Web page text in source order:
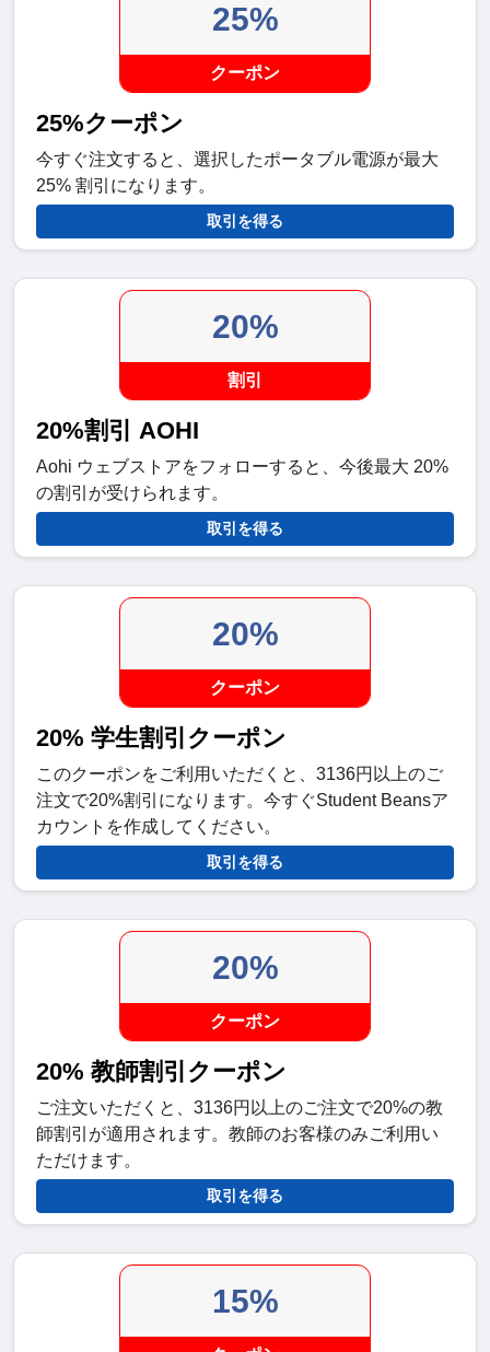
25%
クーポン
25%クーポン
今すぐ注文すると、選択したポータブル電源が最大
25% 割引になります。
取引を得る
20%
割引
20%割引 AOHI
Aohi ウェブストアをフォローすると、今後最大 20%
の割引が受けられます。
取引を得る
20%
クーポン
20% 学生割引クーポン
このクーポンをご利用いただくと、3136円以上のご
注文で20%割引になります。今すぐStudent Beansア
カウントを作成してください。
取引を得る
20%
クーポン
20% 教師割引クーポン
ご注文いただくと、3136円以上のご注文で20%の教
師割引が適用されます。教師のお客様のみご利用い
ただけます。
取引を得る
15%